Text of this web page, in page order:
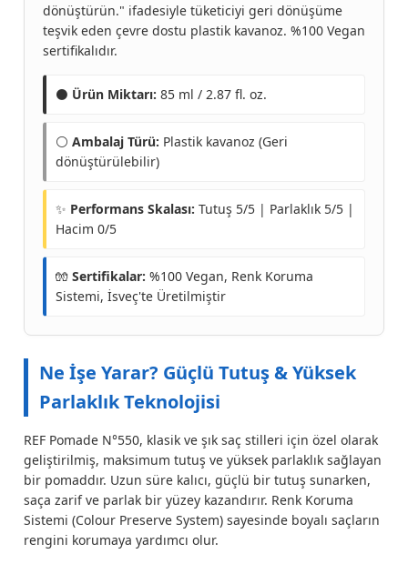
dönüştürün." ifadesiyle tüketiciyi geri dönüşüme
teşvik eden çevre dostu plastik kavanoz. %100 Vegan
sertifikalıdır.
⚫ Ürün Miktarı: 85 ml / 2.87 fl. oz.
⚪ Ambalaj Türü: Plastik kavanoz (Geri
dönüştürülebilir)
✨ Performans Skalası: Tutuş 5/5 | Parlaklık 5/5 |
Hacim 0/5
🧤 Sertifikalar: %100 Vegan, Renk Koruma
Sistemi, İsveç'te Üretilmiştir
Ne İşe Yarar? Güçlü Tutuş & Yüksek
Parlaklık Teknolojisi
REF Pomade N°550, klasik ve şık saç stilleri için özel olarak
geliştirilmiş, maksimum tutuş ve yüksek parlaklık sağlayan
bir pomaddır. Uzun süre kalıcı, güçlü bir tutuş sunarken,
saça zarif ve parlak bir yüzey kazandırır. Renk Koruma
Sistemi (Colour Preserve System) sayesinde boyalı saçların
rengini korumaya yardımcı olur.